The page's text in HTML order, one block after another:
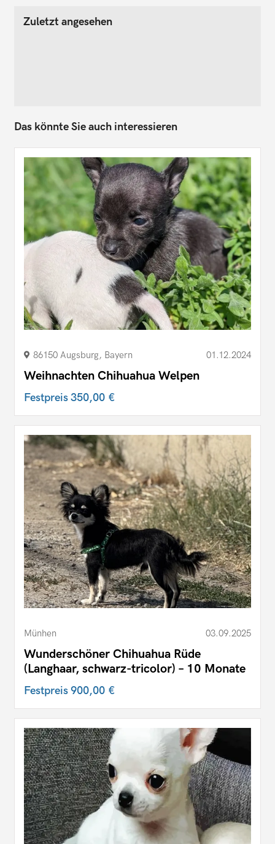
Zuletzt angesehen
Das könnte Sie auch interessieren
86150 Augsburg, Bayern 01.12.2024
Weihnachten Chihuahua Welpen
Festpreis350,00 €
Münhen 03.09.2025
Wunderschöner Chihuahua Rüde
(Langhaar, schwarz-tricolor) – 10 Monate
Festpreis900,00 €